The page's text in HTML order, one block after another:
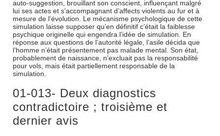
auto-suggestion, brouillant son conscient, influençant malgré
lui ses actes et s’accompagnant d’affects violents au fur et à
mesure de l’évolution. Le mécanisme psychologique de cette
simulation laisse supposer qu’en définitif c’était la faiblesse
psychique originelle qui engendra l’idée de simulation. En
réponse aux questions de l’autorité légale, l’asile décida que
l’homme n’était présentement pas malade mental. Son état,
probablement de naissance, n’excluait pas la responsabilité
pour vols, mais était partiellement responsable de la
simulation.
01-013- Deux diagnostics
contradictoire ; troisième et
dernier avis